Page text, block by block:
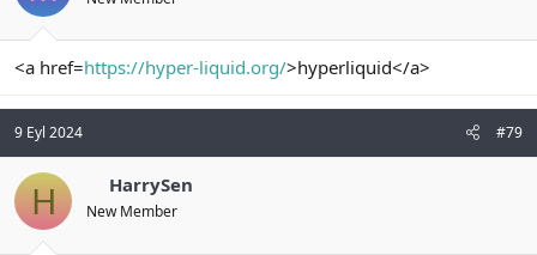
<a href=https://hyper-liquid.org/>hyperliquid</a>
9 Eyl 2024 #79
H HarrySen
New Member